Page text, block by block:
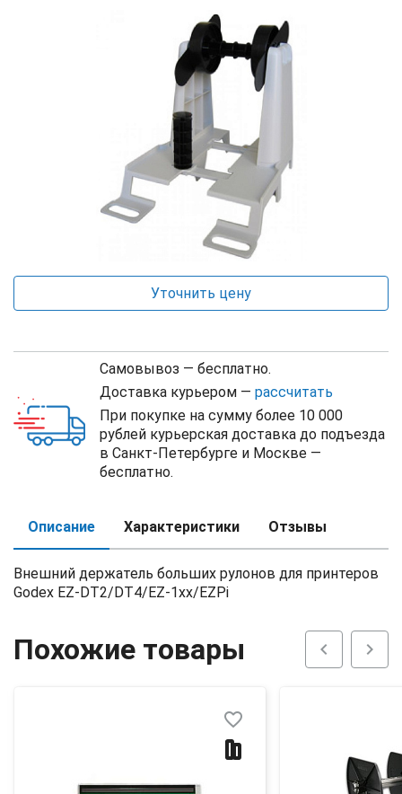
Самовывоз — бесплатно.
Доставка курьером — рассчитать
При покупке на сумму более 10 000
рублей курьерская доставка до подъезда
в Санкт-Петербурге и Москве —
бесплатно.
Уточнить цену
Описание Характеристики Отзывы
Внешний держатель больших рулонов для принтеров
Godex EZ-DT2/DT4/EZ-1xx/EZPi
Похожие товары chevron_left chevron_right
favorite_border